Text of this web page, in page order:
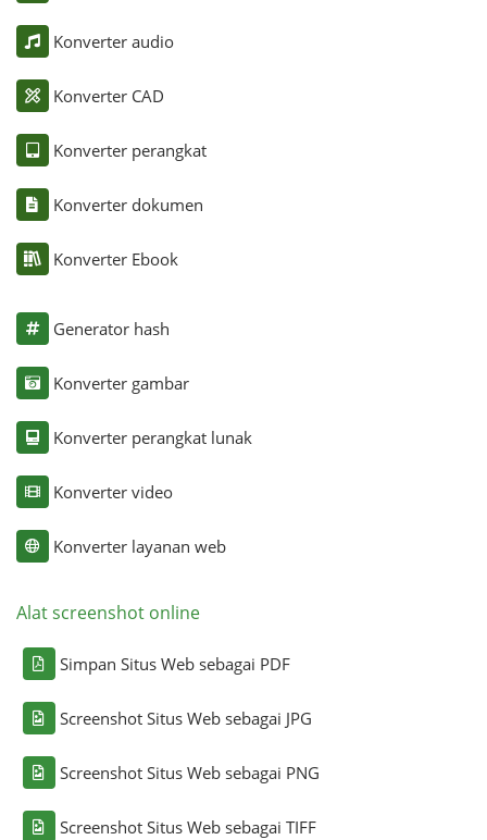
Konverter audio
Konverter CAD
Konverter perangkat
Konverter dokumen
Konverter Ebook
Generator hash
Konverter gambar
Konverter perangkat lunak
Konverter video
Konverter layanan web
Alat screenshot online
Simpan Situs Web sebagai PDF
Screenshot Situs Web sebagai JPG
Screenshot Situs Web sebagai PNG
Screenshot Situs Web sebagai TIFF